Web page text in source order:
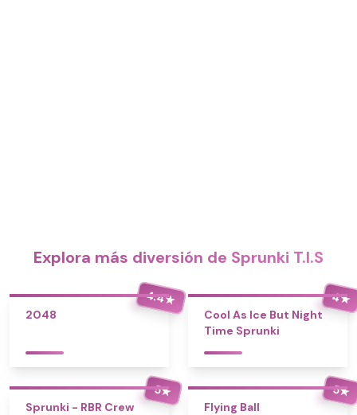
Explora más diversión de Sprunki T.I.S
4.4★
2048
4★
Cool As Ice But Night
Time Sprunki
5★
Sprunki - RBR Crew
5★
Flying Ball